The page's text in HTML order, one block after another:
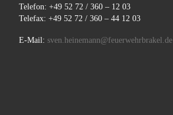
Telefon: +49 52 72 / 360 – 12 03
Telefax: +49 52 72 / 360 – 44 12 03
E-Mail: sven.heinemann@feuerwehrbrakel.de